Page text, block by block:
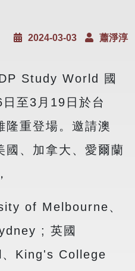
2024-03-03 蕭淨淳
World 國
至3月19日於台
隆重登場。邀請澳
國、加拿大、愛爾蘭
of Melbourne、
; 英國
King's College